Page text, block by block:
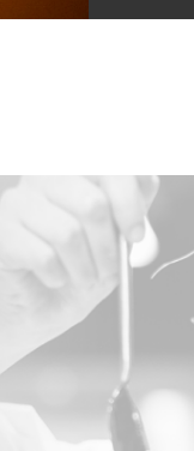
Fusce
sit amet